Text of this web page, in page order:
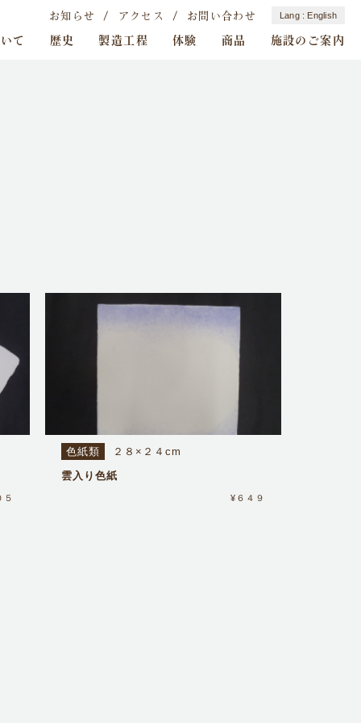
English
て 歴史 製造工程 体験 商品 施設のご案内
お知らせ アクセス お問い合わせ
５
色紙類
２８×２４cm
雲入り色紙
¥６４９